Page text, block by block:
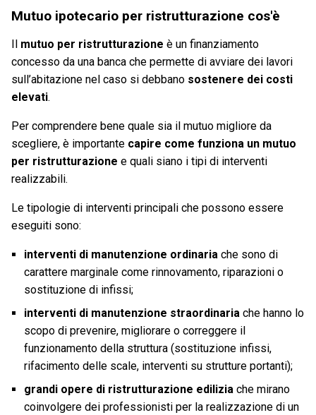
Mutuo ipotecario per ristrutturazione cos'è
mutuo per ristrutturazione è un finanziamento
concesso da una banca che permette di avviare dei lavori
sull’abitazione nel caso si debbano sostenere dei costi
elevati.
Per comprendere bene quale sia il mutuo migliore da
scegliere, è importante capire come funziona un mutuo
per ristrutturazione e quali siano i tipi di interventi
realizzabili.
Le tipologie di interventi principali che possono essere
eseguiti sono:
interventi di manutenzione ordinariache sono di
carattere marginale come rinnovamento, riparazioni o
sostituzione di infissi;
interventi di manutenzione straordinariache hanno lo
scopo di prevenire, migliorare o correggere il
funzionamento della struttura (sostituzione infissi,
rifacimento delle scale, interventi su strutture portanti);
grandi opere di ristrutturazione ediliziache mirano
coinvolgere dei professionisti per la realizzazione di un